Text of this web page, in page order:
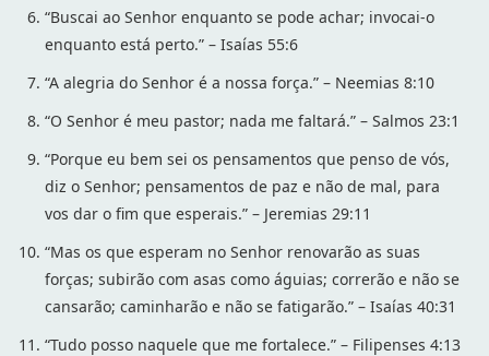
“Buscai ao Senhor enquanto se pode achar; invocai-o
enquanto está perto.” – Isaías 55:6
“A alegria do Senhor é a nossa força.” – Neemias 8:10
“O Senhor é meu pastor; nada me faltará.” – Salmos 23:1
“Porque eu bem sei os pensamentos que penso de vós,
diz o Senhor; pensamentos de paz e não de mal, para
vos dar o fim que esperais.” – Jeremias 29:11
“Mas os que esperam no Senhor renovarão as suas
forças; subirão com asas como águias; correrão e não se
cansarão; caminharão e não se fatigarão.” – Isaías 40:31
“Tudo posso naquele que me fortalece.” – Filipenses 4:13